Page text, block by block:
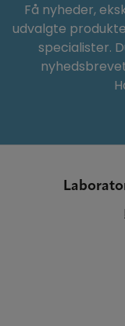
Få nyheder,
udvalgte
specialister.